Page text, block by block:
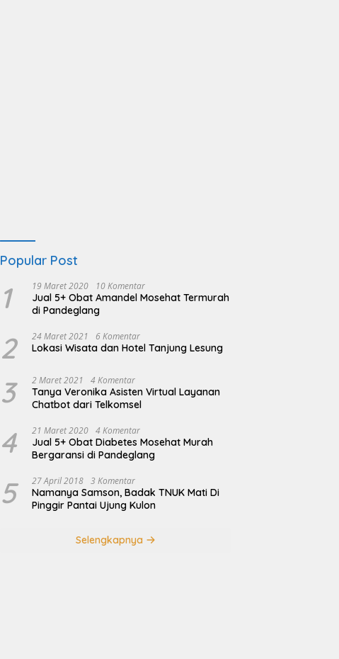
Popular Post
1 19 Maret 2020 10 Komentar
Jual 5+ Obat Amandel Mosehat Termurah
di Pandeglang
2 24 Maret 2021 6 Komentar
Lokasi Wisata dan Hotel Tanjung Lesung
3 2 Maret 2021 4 Komentar
Tanya Veronika Asisten Virtual Layanan
Chatbot dari Telkomsel
4 21 Maret 2020 4 Komentar
Jual 5+ Obat Diabetes Mosehat Murah
Bergaransi di Pandeglang
5 27 April 2018 3 Komentar
Namanya Samson, Badak TNUK Mati Di
Pinggir Pantai Ujung Kulon
Selengkapnya